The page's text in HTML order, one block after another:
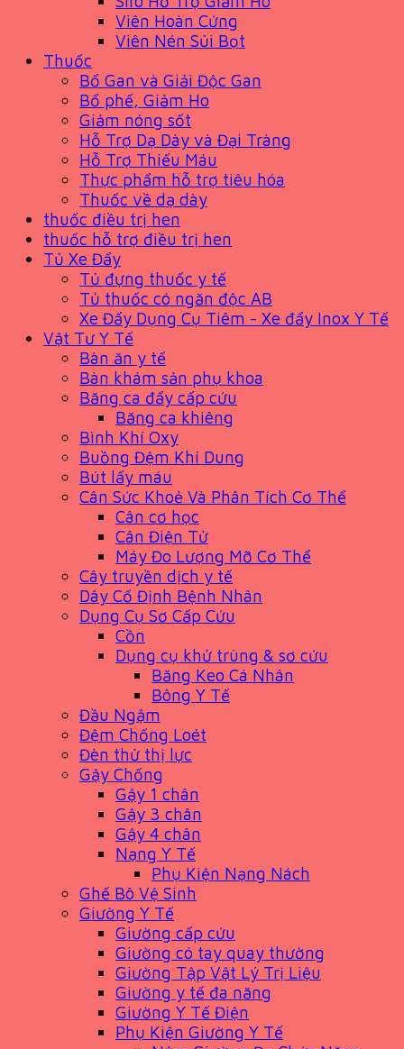
Viên Hoàn Cứng
Viên Nén Sủi Bọt
Thuốc
Bổ Gan và Giải Độc Gan
Bổ phế, Giảm Ho
Giảm nóng sốt
Hỗ Trợ Dạ Dày và Đại Tràng
Hỗ Trợ Thiếu Máu
Thực phẩm hỗ trợ tiêu hóa
Thuốc về dạ dày
thuốc điều trị hen
thuốc hỗ trợ điều trị hen
Tủ Xe Đẩy
Tủ đựng thuốc y tế
Tủ thuốc có ngăn độc AB
Xe Đẩy Dụng Cụ Tiêm - Xe đẩy Inox Y Tế
Vật Tư Y Tế
Bàn ăn y tế
Bàn khám sản phụ khoa
Băng ca đẩy cấp cứu
Băng ca khiêng
Bình Khí Oxy
Buồng Đệm Khí Dung
Bút lấy máu
Cân Sức Khoẻ Và Phân Tích Cơ Thể
Cân cơ học
Cân Điện Tử
Máy Đo Lượng Mỡ Cơ Thể
Cây truyền dịch y tế
Dây Cố Định Bệnh Nhân
Dụng Cụ Sơ Cấp Cứu
Cồn
Dụng cụ khử trùng & sơ cứu
Băng Keo Cá Nhân
Bông Y Tế
Đầu Ngậm
Đệm Chống Loét
Đèn thử thị lực
Gậy Chống
Gậy 1 chân
Gậy 3 chân
Gậy 4 chân
Nạng Y Tế
Phụ Kiện Nạng Nách
Ghế Bô Vệ Sinh
Giường Y Tế
Giường cấp cứu
Giường có tay quay thường
Giường Tập Vật Lý Trị Liệu
Giường y tế đa năng
Giường Y Tế Điện
Phụ Kiện Giường Y Tế